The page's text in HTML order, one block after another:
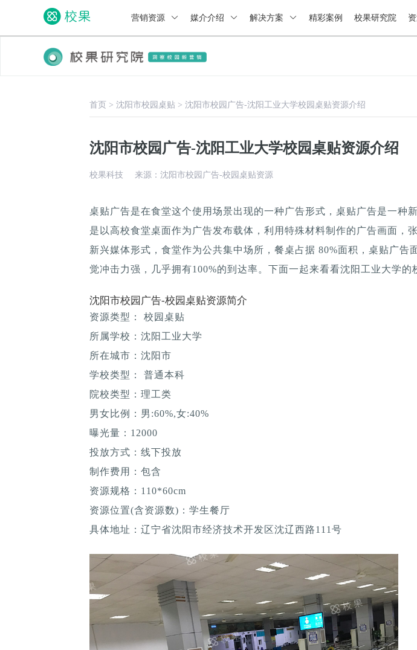
营销资源 媒介介绍 解决方案 精彩案例 校果研究院
首页 > 沈阳市校园桌贴 > 沈阳市校园广告-沈阳工业大学校园桌贴资源介绍
沈阳市校园广告-沈阳工业大学校园桌贴资源介绍
校果科技 来源：沈阳市校园广告-校园桌贴资源
桌贴广告是在食堂这个使用场景出现的一种广告形式，桌贴广告是一种
是以高校食堂桌面作为广告发布载体，利用特殊材料制作的广告画面，
新兴媒体形式，食堂作为公共集中场所，餐桌占据 80%面积，桌贴广告
觉冲击力强，几乎拥有100%的到达率。下面一起来看看沈阳工业大学的
沈阳市校园广告-校园桌贴资源简介
资源类型： 校园桌贴
所属学校：沈阳工业大学
所在城市：沈阳市
学校类型： 普通本科
院校类型：理工类
男女比例：男:60%,女:40%
曝光量：12000
投放方式：线下投放
制作费用：包含
资源规格：110*60cm
资源位置(含资源数)：学生餐厅
具体地址：辽宁省沈阳市经济技术开发区沈辽西路111号